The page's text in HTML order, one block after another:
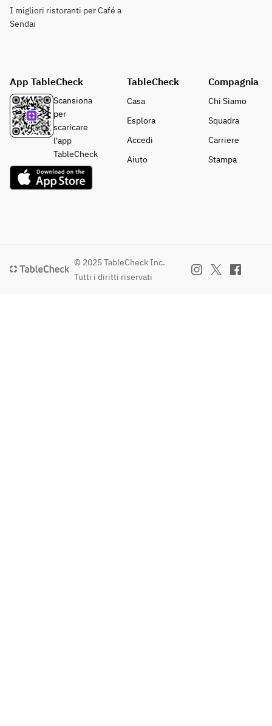
I migliori ristoranti per Café a
Sendai
App TableCheck
Scansiona
per
scaricare
l'app
TableCheck
TableCheck
Casa
Esplora
Accedi
Aiuto
Compagnia
Chi Siamo
Squadra
Carriere
Stampa
© 2025 TableCheck Inc.
Tutti i diritti riservati